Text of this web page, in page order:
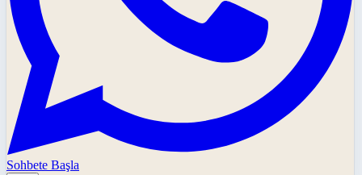
Sohbete Başla